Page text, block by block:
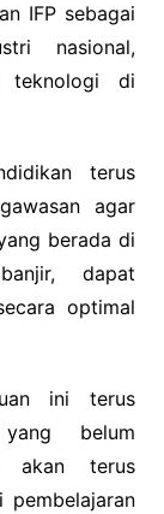
IFP sebagai
nasional,
teknologi di
terus
agar
berada di
dapat
optimal
ini terus
belum
akan terus
pembelajaran